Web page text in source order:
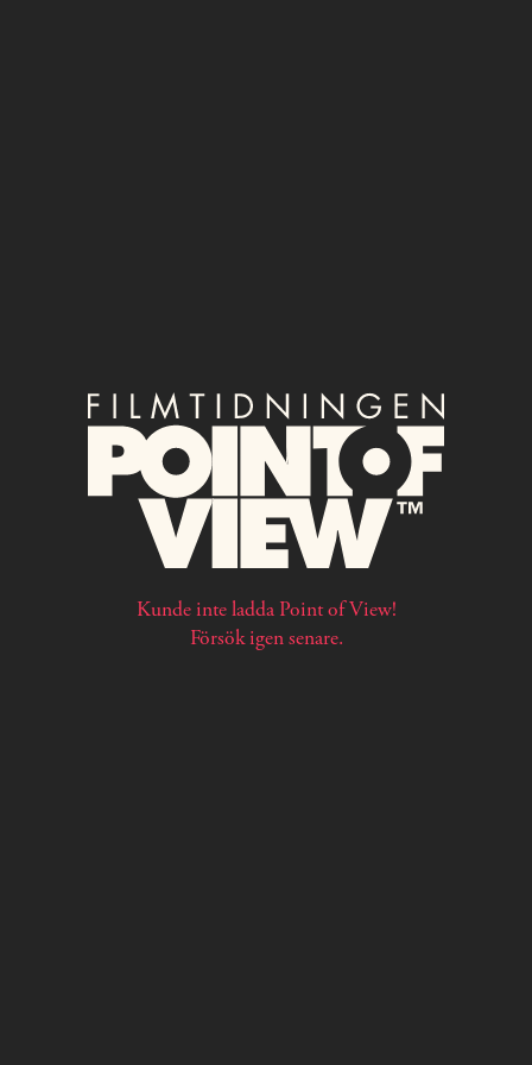
Kunde inte ladda Point of View!
Försök igen senare.